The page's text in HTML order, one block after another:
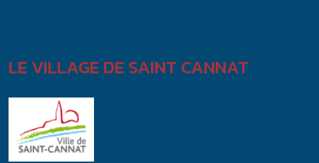
LE VILLAGE DE SAINT CANNAT